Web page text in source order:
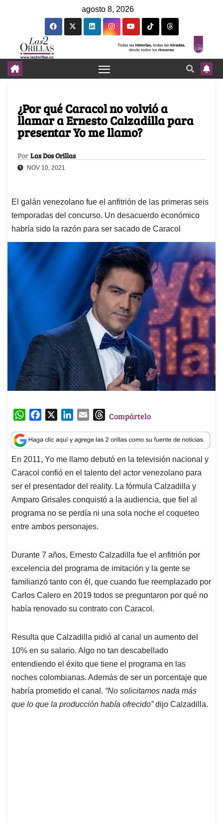
agosto 8, 2026
¿Por qué Caracol no volvió a
llamar a Ernesto Calzadilla para
presentar Yo me llamo?
Por Las Dos Orillas
NOV 10, 2021
El galán venezolano fue el anfitrión de las primeras seis
temporadas del concurso. Un desacuerdo económico
habría sido la razón para ser sacado de Caracol
W
a
t
s
A
p
p
c
e
b
o
o
k
n
k
e
d
I
n
a
i
l
T
r
e
a
d
s
Compártelo
En 2011, Yo me llamo debutó en la televisión nacional y
Caracol confió en el talento del actor venezolano para
ser el presentador del reality. La fórmula Calzadilla y
Amparo Grisales conquistó a la audiencia, que fiel al
programa no se perdía ni una sola noche el coqueteo
entre ambos personajes.
Durante 7 años, Ernesto Calzadilla fue el anfitrión por
excelencia del programa de imitación y la gente se
familiarizó tanto con él, que cuando fue reemplazado por
Carlos Calero en 2019 todos se preguntaron por qué no
había renovado su contrato con Caracol.
Resulta que Calzadilla pidió al canal un aumento del
10% en su salario. Algo no tan descabellado
entendiendo el éxito que tiene el programa en las
noches colombianas. Además de ser un porcentaje que
habría prometido el canal. “No solicitamos nada más
que lo que la producción había ofrecido”dijo Calzadilla.